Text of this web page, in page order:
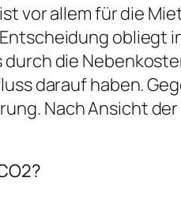
vor allem für die
obliegt
die
darauf haben.
Nach Ansicht